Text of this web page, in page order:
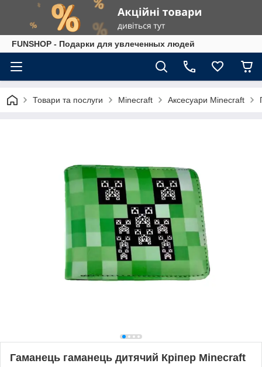
FUNSHOP - Подарки для увлеченных людей
Товари та послуги Minecraft Аксесуари Minecraft
Гаманець гаманець дитячий Кріпер Minecraft